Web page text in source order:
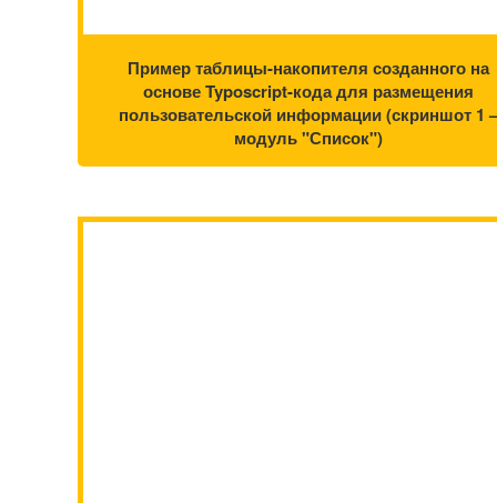
Пример таблицы-накопителя созданного на
основе Typoscript-кода для размещения
пользовательской информации (скриншот 1 –
модуль "Список")